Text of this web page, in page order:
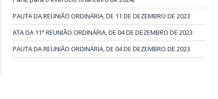
PAUTA DA REUNIÃO ORDINÁRIA, DE 11 DE DEZEMBRO DE 2023
ATA DA 11ª REUNIÃO ORDINÁRIA, DE 04 DE DEZEMBRO DE 2023
PAUTA DA REUNIÃO ORDINÁRIA, DE 04 DE DEZEMBRO DE 2023